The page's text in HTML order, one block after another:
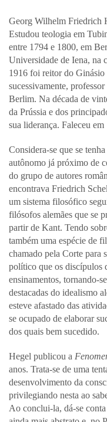
Georg Wilhelm Friedrich
Estudou teologia em
entre 1794 e 1800, em
Universidade de Iena, na
1916 foi reitor do Ginásio
sucessivamente,
Berlim. Na década de
da Prússia e dos
sua liderança. Faleceu
Considera-se que se
autônomo já próximo de
do grupo de autores
encontrava Friedrich
um sistema filosófico
filósofos alemães que se
partir de Kant. Tendo
também uma espécie de
chamado pela Corte para
político que os discípulos
ensinamentos, tornando-
destacadas do idealismo
esteve afastado das
se ocupado de elaborar
dos quais bem sucedido.
Hegel publicou a
anos. Trata-se de uma
desenvolvimento da
privilegiando nesta ao
Ao conclui-la, dá-se